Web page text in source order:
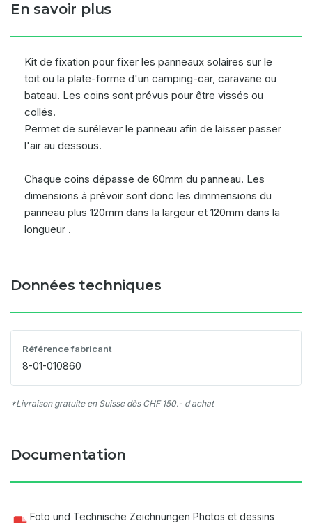
En savoir plus
Kit de fixation pour fixer les panneaux solaires sur le
toit ou la plate-forme d'un camping-car, caravane ou
bateau. Les coins sont prévus pour être vissés ou
collés.
Permet de surélever le panneau afin de laisser passer
l'air au dessous.
Chaque coins dépasse de 60mm du panneau. Les
dimensions à prévoir sont donc les dimmensions du
panneau plus 120mm dans la largeur et 120mm dans la
longueur .
Données techniques
Référence fabricant
8-01-010860
*Livraison gratuite en Suisse dès CHF 150.- d achat
Documentation
Foto und Technische Zeichnungen Photos et dessins